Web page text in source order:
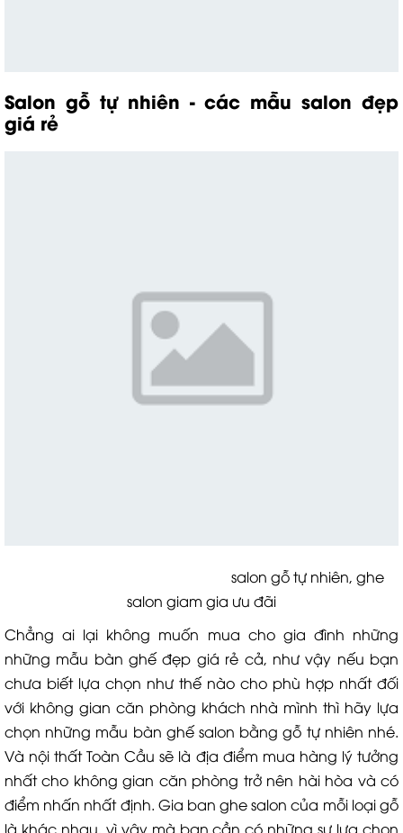
Salon gỗ tự nhiên - các mẫu salon đẹp
giá rẻ
salon gỗ tự nhiên, ghe
salon giam gia ưu đãi
Chẳng ai lại không muốn mua cho gia đình những
những mẫu bàn ghế đẹp giá rẻ cả, như vậy nếu bạn
chưa biết lựa chọn như thế nào cho phù hợp nhất đối
với không gian căn phòng khách nhà mình thì hãy lựa
chọn những mẫu bàn ghế salon bằng gỗ tự nhiên nhé.
Và nội thất Toàn Cầu sẽ là địa điểm mua hàng lý tưởng
nhất cho không gian căn phòng trở nên hài hòa và có
điểm nhấn nhất định. Gia ban ghe salon của mỗi loại gỗ
là khác nhau, vì vậy mà bạn cần có những sự lựa chọn